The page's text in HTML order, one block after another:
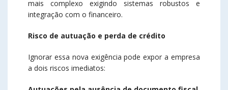
mais complexo exigindo sistemas robustos e
integração com o financeiro.
Risco de autuação e perda de crédito
Ignorar essa nova exigência pode expor a empresa
a dois riscos imediatos: